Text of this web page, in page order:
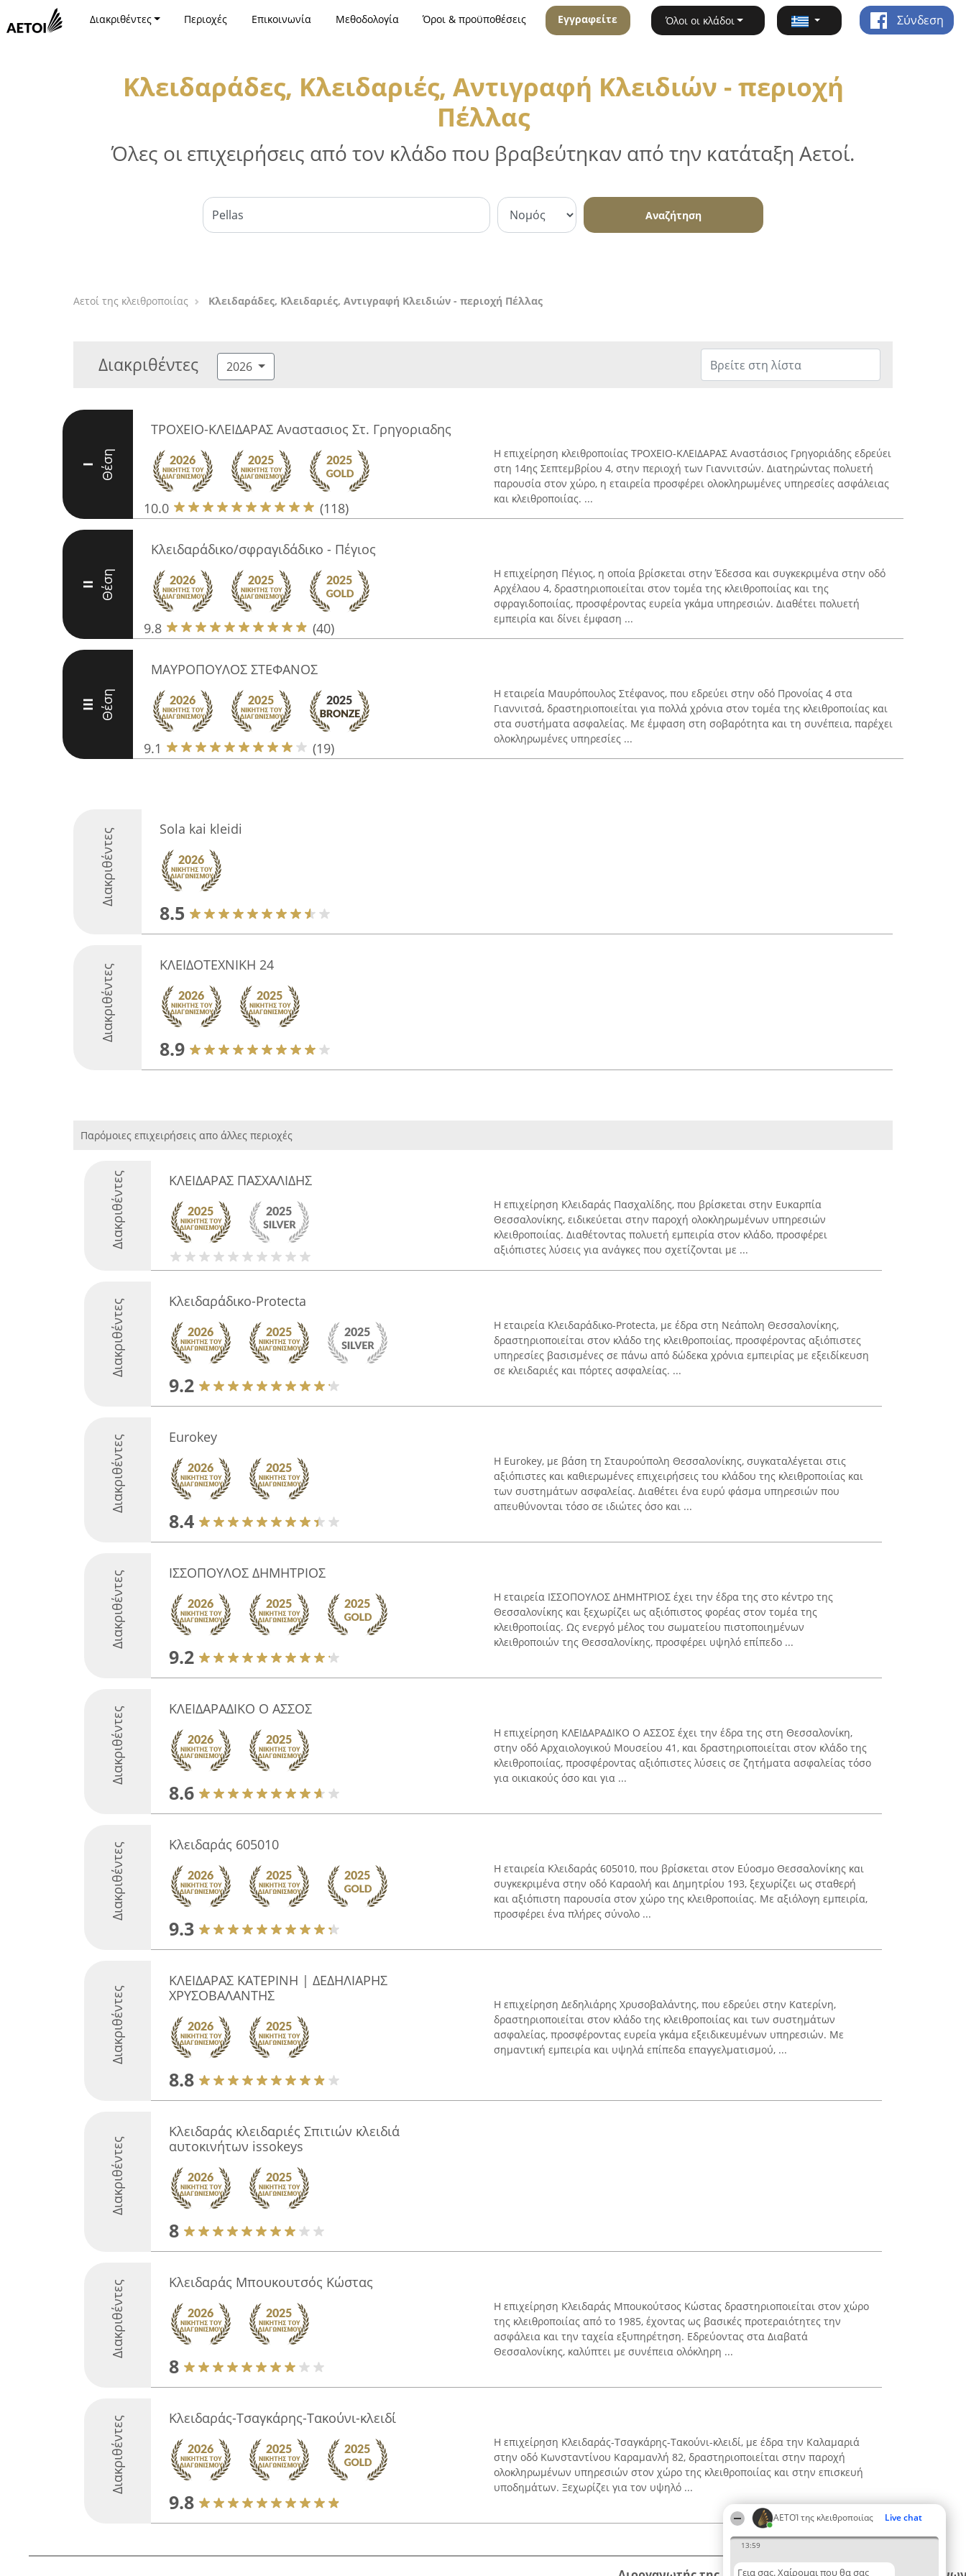
ΑΕΤΟΊ της κλειθροποιίας Live chat
13:59
Γεια σας. Χαίρομαι που θα σας
Διακριθέντες Περιοχές Επικοινωνία Μεθοδολογία Όροι & προϋποθέσεις Εγγραφείτε Όλοι οι κλάδοι Σύνδεση
Κλειδαράδες, Κλειδαριές, Αντιγραφή Κλειδιών - περιοχή
Πέλλας
Όλες οι επιχειρήσεις από τον κλάδο που βραβεύτηκαν από την κατάταξη Αετοί.
Αναζήτηση
Αετοί της κλειθροποιίας Κλειδαράδες, Κλειδαριές, Αντιγραφή Κλειδιών - περιοχή Πέλλας
Διακριθέντες 2026
I Θέση
ΤΡΟΧΕΙΟ-ΚΛΕΙΔΑΡΑΣ Αναστασιος Στ. Γρηγοριαδης
10.0 (118)
Η επιχείρηση κλειθροποιίας ΤΡΟΧΕΙΟ-ΚΛΕΙΔΑΡΑΣ Αναστάσιος Γρηγοριάδης εδρεύει
στη 14ης Σεπτεμβρίου 4, στην περιοχή των Γιαννιτσών. Διατηρώντας πολυετή
παρουσία στον χώρο, η εταιρεία προσφέρει ολοκληρωμένες υπηρεσίες ασφάλειας
και κλειθροποιίας. ...
II Θέση
Κλειδαράδικο/σφραγιδάδικο - Πέγιος
9.8 (40)
Η επιχείρηση Πέγιος, η οποία βρίσκεται στην Έδεσσα και συγκεκριμένα στην οδό
Αρχέλαου 4, δραστηριοποιείται στον τομέα της κλειθροποιίας και της
σφραγιδοποιίας, προσφέροντας ευρεία γκάμα υπηρεσιών. Διαθέτει πολυετή
εμπειρία και δίνει έμφαση ...
III Θέση
ΜΑΥΡΟΠΟΥΛΟΣ ΣΤΕΦΑΝΟΣ
9.1 (19)
Η εταιρεία Μαυρόπουλος Στέφανος, που εδρεύει στην οδό Προνοίας 4 στα
Γιαννιτσά, δραστηριοποιείται για πολλά χρόνια στον τομέα της κλειθροποιίας και
στα συστήματα ασφαλείας. Με έμφαση στη σοβαρότητα και τη συνέπεια, παρέχει
ολοκληρωμένες υπηρεσίες ...
Διακριθέντες Sola kai kleidi
8.5
Διακριθέντες ΚΛΕΙΔΟΤΕΧΝΙΚΗ 24
8.9
Παρόμοιες επιχειρήσεις απο άλλες περιοχές
Διακριθέντες ΚΛΕΙΔΑΡΑΣ ΠΑΣΧΑΛΙΔΗΣ
Η επιχείρηση Κλειδαράς Πασχαλίδης, που βρίσκεται στην Ευκαρπία
Θεσσαλονίκης, ειδικεύεται στην παροχή ολοκληρωμένων υπηρεσιών
κλειθροποιίας. Διαθέτοντας πολυετή εμπειρία στον κλάδο, προσφέρει
αξιόπιστες λύσεις για ανάγκες που σχετίζονται με ...
Διακριθέντες Κλειδαράδικο-Protecta
9.2
Η εταιρεία Κλειδαράδικο-Protecta, με έδρα στη Νεάπολη Θεσσαλονίκης,
δραστηριοποιείται στον κλάδο της κλειθροποιίας, προσφέροντας αξιόπιστες
υπηρεσίες βασισμένες σε πάνω από δώδεκα χρόνια εμπειρίας με εξειδίκευση
σε κλειδαριές και πόρτες ασφαλείας. ...
Διακριθέντες Eurokey
8.4
Η Eurokey, με βάση τη Σταυρούπολη Θεσσαλονίκης, συγκαταλέγεται στις
αξιόπιστες και καθιερωμένες επιχειρήσεις του κλάδου της κλειθροποιίας και
των συστημάτων ασφαλείας. Διαθέτει ένα ευρύ φάσμα υπηρεσιών που
απευθύνονται τόσο σε ιδιώτες όσο και ...
Διακριθέντες ΙΣΣΟΠΟΥΛΟΣ ΔΗΜΗΤΡΙΟΣ
9.2
Η εταιρεία ΙΣΣΟΠΟΥΛΟΣ ΔΗΜΗΤΡΙΟΣ έχει την έδρα της στο κέντρο της
Θεσσαλονίκης και ξεχωρίζει ως αξιόπιστος φορέας στον τομέα της
κλειθροποιίας. Ως ενεργό μέλος του σωματείου πιστοποιημένων
κλειθροποιών της Θεσσαλονίκης, προσφέρει υψηλό επίπεδο ...
Διακριθέντες ΚΛΕΙΔΑΡΑΔΙΚΟ Ο ΑΣΣΟΣ
8.6
Η επιχείρηση ΚΛΕΙΔΑΡΑΔΙΚΟ Ο ΑΣΣΟΣ έχει την έδρα της στη Θεσσαλονίκη,
στην οδό Αρχαιολογικού Μουσείου 41, και δραστηριοποιείται στον κλάδο της
κλειθροποιίας, προσφέροντας αξιόπιστες λύσεις σε ζητήματα ασφαλείας τόσο
για οικιακούς όσο και για ...
Διακριθέντες Κλειδαράς 605010
9.3
Η εταιρεία Κλειδαράς 605010, που βρίσκεται στον Εύοσμο Θεσσαλονίκης και
συγκεκριμένα στην οδό Καραολή και Δημητρίου 193, ξεχωρίζει ως σταθερή
και αξιόπιστη παρουσία στον χώρο της κλειθροποιίας. Με αξιόλογη εμπειρία,
προσφέρει ένα πλήρες σύνολο ...
Διακριθέντες
ΚΛΕΙΔΑΡΑΣ ΚΑΤΕΡΙΝΗ | ΔΕΔΗΛΙΑΡΗΣ
ΧΡΥΣΟΒΑΛΑΝΤΗΣ
8.8
Η επιχείρηση Δεδηλιάρης Χρυσοβαλάντης, που εδρεύει στην Κατερίνη,
δραστηριοποιείται στον κλάδο της κλειθροποιίας και των συστημάτων
ασφαλείας, προσφέροντας ευρεία γκάμα εξειδικευμένων υπηρεσιών. Με
σημαντική εμπειρία και υψηλά επίπεδα επαγγελματισμού, ...
Διακριθέντες
Κλειδαράς κλειδαριές Σπιτιών κλειδιά
αυτοκινήτων issokeys
8
Διακριθέντες Κλειδαράς Μπουκουτσός Κώστας
8
Η επιχείρηση Κλειδαράς Μπουκούτσος Κώστας δραστηριοποιείται στον χώρο
της κλειθροποιίας από το 1985, έχοντας ως βασικές προτεραιότητες την
ασφάλεια και την ταχεία εξυπηρέτηση. Εδρεύοντας στα Διαβατά
Θεσσαλονίκης, καλύπτει με συνέπεια ολόκληρη ...
Διακριθέντες Κλειδαράς-Τσαγκάρης-Τακούνι-κλειδί
9.8
Η επιχείρηση Κλειδαράς-Τσαγκάρης-Τακούνι-κλειδί, με έδρα την Καλαμαριά
στην οδό Κωνσταντίνου Καραμανλή 82, δραστηριοποιείται στην παροχή
ολοκληρωμένων υπηρεσιών στον χώρο της κλειθροποιίας και στην επισκευή
υποδημάτων. Ξεχωρίζει για τον υψηλό ...